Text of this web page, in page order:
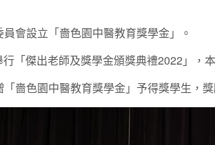
會設立「嗇色園中醫教育獎學金」。
「傑出老師及獎學金頒獎典禮2022」，
嗇色園中醫教育獎學金」予得獎學生，